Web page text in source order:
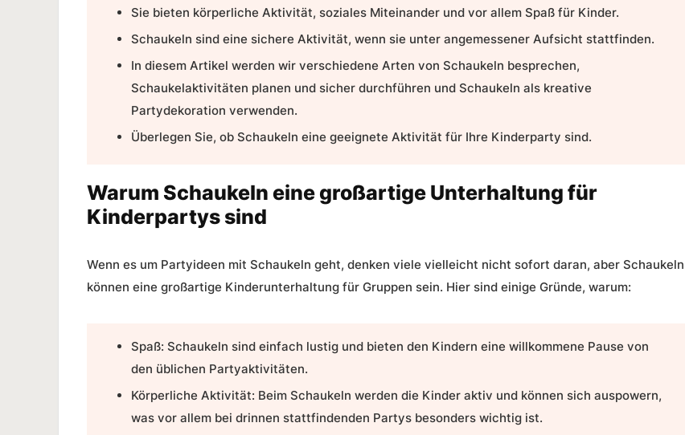
Sie bieten körperliche Aktivität, soziales Miteinander und vor allem Spaß für Kinder.
Schaukeln sind eine sichere Aktivität, wenn sie unter angemessener Aufsicht stattfinden.
In diesem Artikel werden wir verschiedene Arten von Schaukeln besprechen,
Schaukelaktivitäten planen und sicher durchführen und Schaukeln als kreative
Partydekoration verwenden.
Überlegen Sie, ob Schaukeln eine geeignete Aktivität für Ihre Kinderparty sind.
Warum Schaukeln eine großartige Unterhaltung für
Kinderpartys sind
Wenn es um Partyideen mit Schaukeln geht, denken viele vielleicht nicht sofort daran, aber Schaukeln
können eine großartige Kinderunterhaltung für Gruppen sein. Hier sind einige Gründe, warum:
Spaß: Schaukeln sind einfach lustig und bieten den Kindern eine willkommene Pause von
den üblichen Partyaktivitäten.
Körperliche Aktivität: Beim Schaukeln werden die Kinder aktiv und können sich auspowern,
was vor allem bei drinnen stattfindenden Partys besonders wichtig ist.